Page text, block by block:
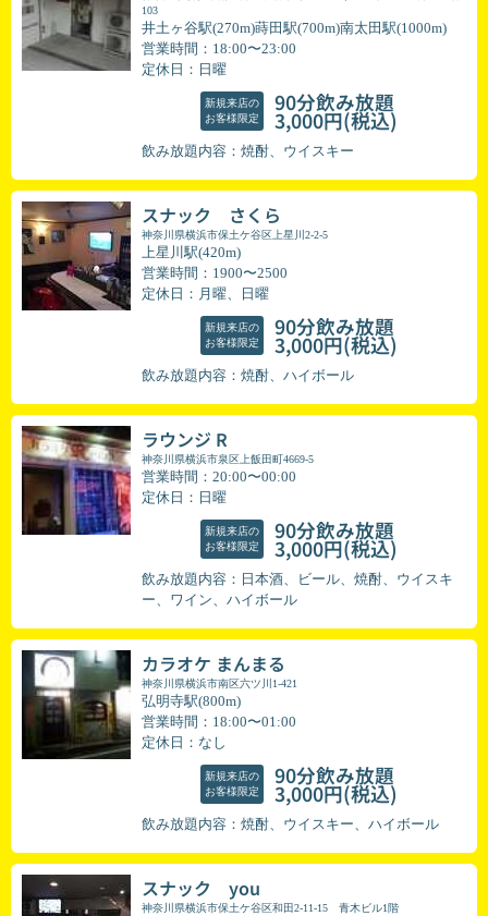
103
井土ヶ谷駅(270m)蒔田駅(700m)南太田駅(1000m)
営業時間：18:00〜23:00
定休日：日曜
新規来店の
お客様限定
90分飲み放題
3,000円(税込)
飲み放題内容：焼酎、ウイスキー
スナック さくら
神奈川県横浜市保土ケ谷区上星川2-2-5
上星川駅(420m)
営業時間：1900〜2500
定休日：月曜、日曜
新規来店の
お客様限定
90分飲み放題
3,000円(税込)
飲み放題内容：焼酎、ハイボール
ラウンジ R
神奈川県横浜市泉区上飯田町4669-5
営業時間：20:00〜00:00
定休日：日曜
新規来店の
お客様限定
90分飲み放題
3,000円(税込)
飲み放題内容：日本酒、ビール、焼酎、ウイスキ
ー、ワイン、ハイボール
カラオケ まんまる
神奈川県横浜市南区六ツ川1-421
弘明寺駅(800m)
営業時間：18:00〜01:00
定休日：なし
新規来店の
お客様限定
90分飲み放題
3,000円(税込)
飲み放題内容：焼酎、ウイスキー、ハイボール
スナック you
神奈川県横浜市保土ケ谷区和田2-11-15 青木ビル1階